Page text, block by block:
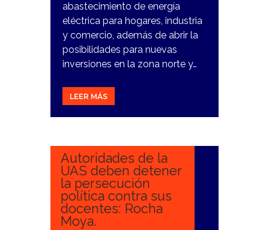
abastecimiento de energía
eléctrica para hogares, industria
y comercio, además de abrir la
posibilidades para nuevas
inversiones en la zona norte y…
LEER MÁS
12
Autoridades de la
UAS deben detener
la persecución
política contra sus
docentes: Rocha
Moya.